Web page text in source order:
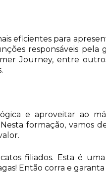
eficientes para
responsáveis pela
Journey, entre
e aproveitar ao
formação, vamos
filiados. Esta é
Então corra e garanta